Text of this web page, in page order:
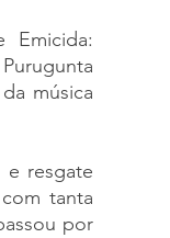
música
e resgate
tanta
por